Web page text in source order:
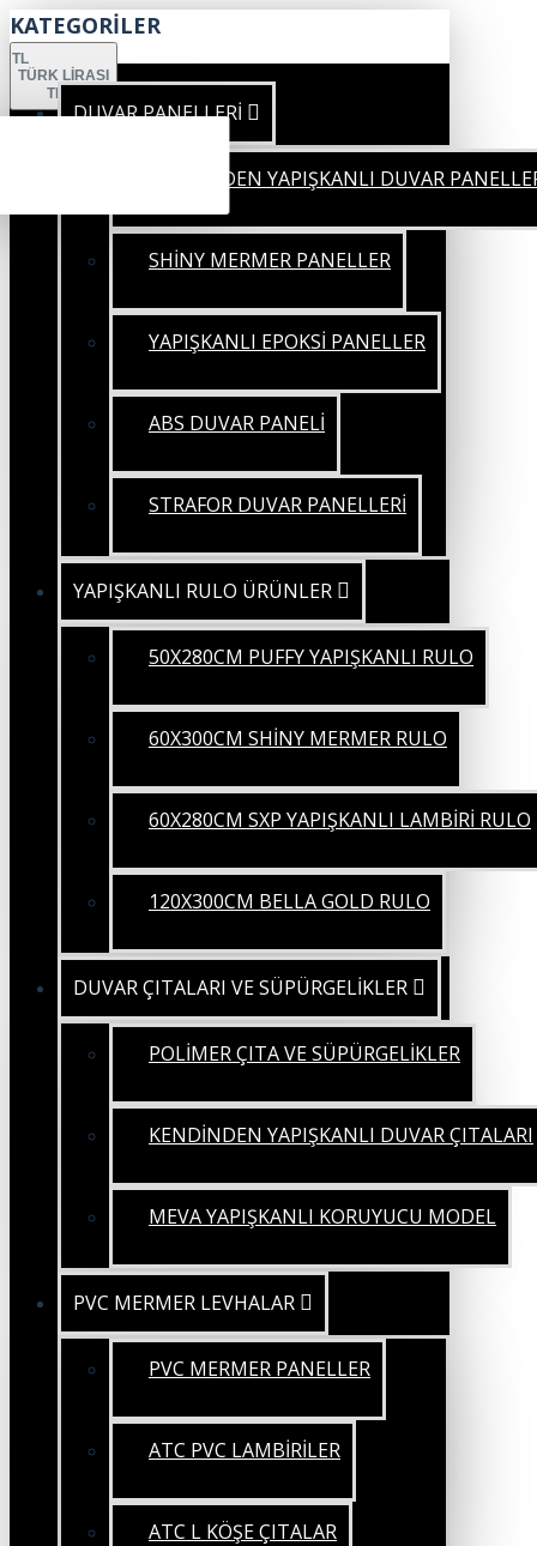
KATEGORİLER
TL
TÜRK LIRASI
TRY
DUVAR PANELLERİ
KENDİNDEN YAPIŞKANLI DUVAR
SHİNY MERMER PANELLER
YAPIŞKANLI EPOKSİ PANELLER
ABS DUVAR PANELİ
STRAFOR DUVAR PANELLERİ
YAPIŞKANLI RULO ÜRÜNLER
50X280CM PUFFY YAPIŞKANLI RULO
60X300CM SHİNY MERMER RULO
60X280CM SXP YAPIŞKANLI LAMBİRİ RULO
120X300CM BELLA GOLD RULO
DUVAR ÇITALARI VE SÜPÜRGELİKLER
POLİMER ÇITA VE SÜPÜRGELİKLER
KENDİNDEN YAPIŞKANLI DUVAR ÇITALARI
MEVA YAPIŞKANLI KORUYUCU MODEL
PVC MERMER LEVHALAR
PVC MERMER PANELLER
ATC PVC LAMBİRİLER
ATC L KÖŞE ÇITALAR